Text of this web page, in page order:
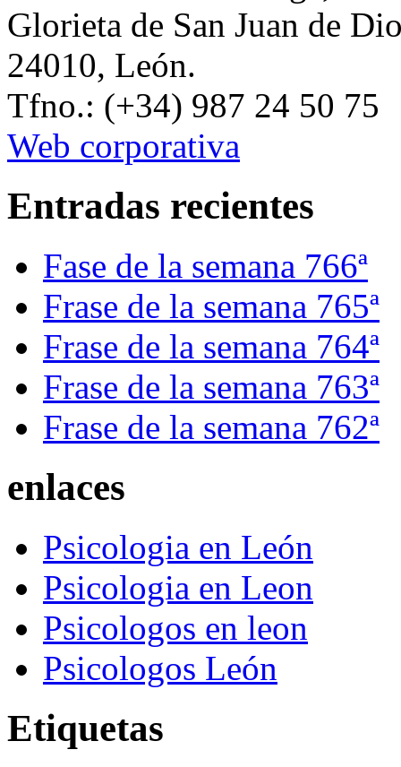
Glorieta de San Juan de
24010, León.
Tfno.: (+34) 987 24 50 75
Web corporativa
Entradas recientes
Fase de la semana 766ª
Frase de la semana 765ª
Frase de la semana 764ª
Frase de la semana 763ª
Frase de la semana 762ª
enlaces
Psicologia en León
Psicologia en Leon
Psicologos en leon
Psicologos León
Etiquetas